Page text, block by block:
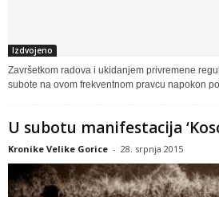
Izdvojeno
Završetkom radova i ukidanjem privremene
subote na ovom frekventnom pravcu napokon
U subotu manifestacija
Kronike Velike Gorice - 28. srpnja 2015